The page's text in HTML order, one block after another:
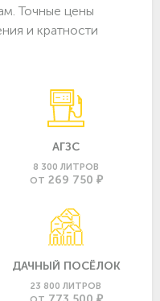
Точные цены
и кратности
АГЗС
8 300 ЛИТРОВ
ОТ 269 750 ₽
ДАЧНЫЙ ПОСЁЛОК
23 800 ЛИТРОВ